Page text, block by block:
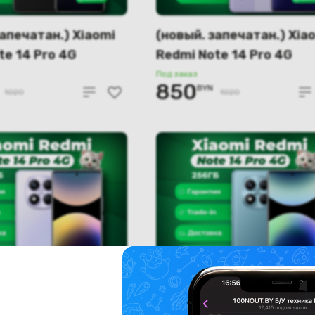
Xiaomi
14 Pro 4G
(черный)
1020
(новый. запечатан.)
Redmi Note 14 Pro 4G
12GB/256GB
Под заказ
850BYN 1020
(новый. запечатан.)